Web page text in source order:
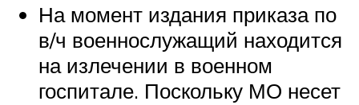
На момент издания приказа по
в/ч военнослужащий находится
на излечении в военном
госпитале. Поскольку МО несет